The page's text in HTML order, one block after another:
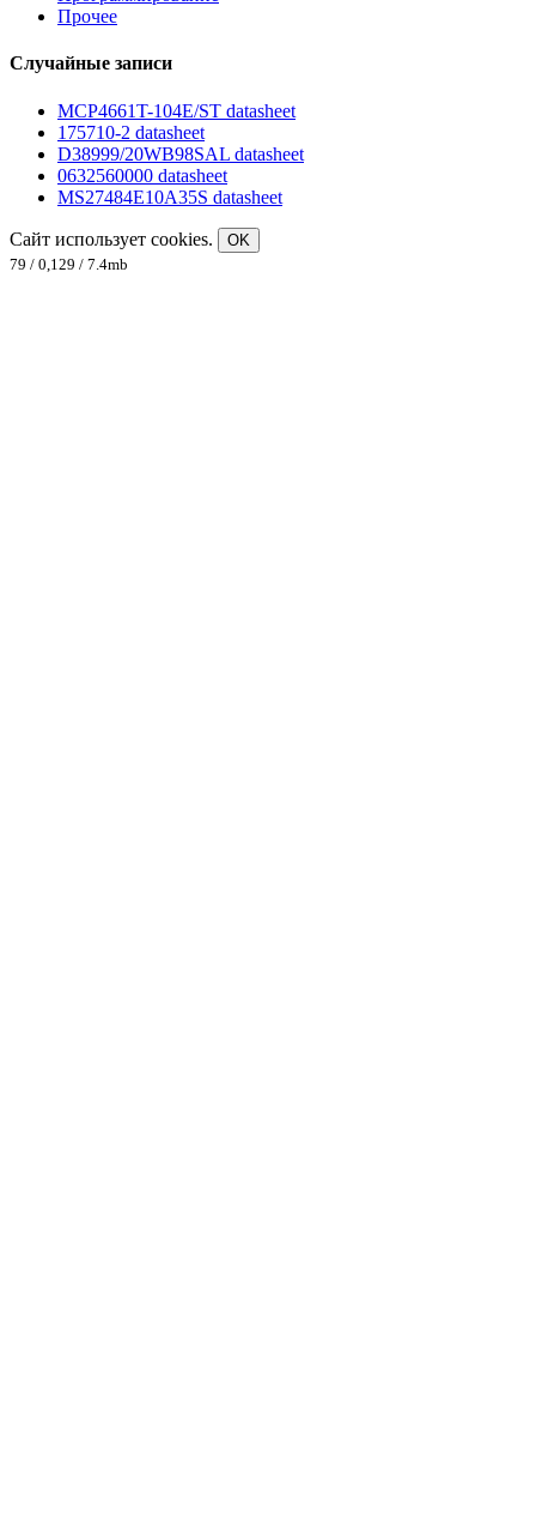
Прочее
Случайные записи
MCP4661T-104E/ST datasheet
175710-2 datasheet
D38999/20WB98SAL datasheet
0632560000 datasheet
MS27484E10A35S datasheet
Сайт использует cookies.
OK
79 / 0,129 / 7.4mb